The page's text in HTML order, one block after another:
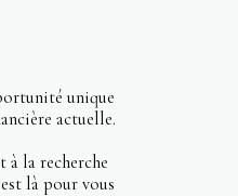
unique
actuelle.
à la recherche
là pour vous